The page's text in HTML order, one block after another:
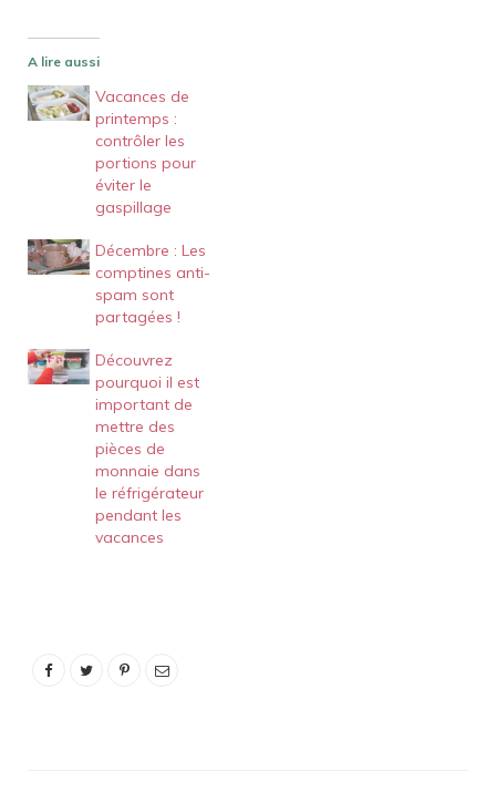
A lire aussi
Vacances de
printemps :
contrôler les
portions pour
éviter le
gaspillage
Décembre : Les
comptines anti-
spam sont
partagées !
Découvrez
pourquoi il est
important de
mettre des
pièces de
monnaie dans
le réfrigérateur
pendant les
vacances